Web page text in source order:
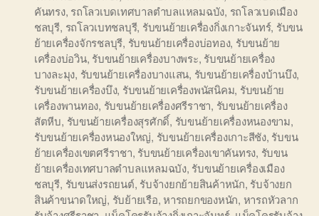
คันทรง, รถโลวเบดเทศบาลตำบลแหลมฉบัง, รถโลวเบดเมือง
ชลบุรี, รถโลวเบทชลบุรี, รับขนย้ายเครื่องกิ่งเกาะจันทร์, รับขน
ย้ายเครื่องจักรชลบุรี, รับขนย้ายเครื่องบ่อทอง, รับขนย้าย
เครื่องบ่อวิน, รับขนย้ายเครื่องบางพระ, รับขนย้ายเครื่อง
บางละมุง, รับขนย้ายเครื่องบางแสน, รับขนย้ายเครื่องบ้านบึง,
รับขนย้ายเครื่องบึง, รับขนย้ายเครื่องพนัสนิคม, รับขนย้าย
เครื่องพานทอง, รับขนย้ายเครื่องศรีราชา, รับขนย้ายเครื่อง
สัตหีบ, รับขนย้ายเครื่องสุรศักดิ์, รับขนย้ายเครื่องหนองขาม,
รับขนย้ายเครื่องหนองใหญ่, รับขนย้ายเครื่องเกาะสีชัง, รับขน
ย้ายเครื่องเขตศรีราชา, รับขนย้ายเครื่องเขาคันทรง, รับขน
ย้ายเครื่องเทศบาลตำบลแหลมฉบัง, รับขนย้ายเครื่องเมือง
ชลบุรี, รับขนส่งรถยนต์, รับจ้างยกย้ายสินค้าหนัก, รับจ้างยก
สินค้าขนาดใหญ่, รับย้ายเรือ,หารถยกของหนัก, หารถหัวลาก